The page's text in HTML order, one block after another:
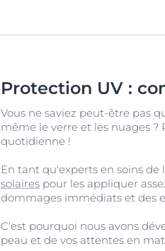
Protection UV :
Vous ne saviez peut-être pas
même le verre et les nuages
quotidienne !
En tant qu'experts en soins
solaires pour les appliquer
dommages immédiats et des
C'est pourquoi nous avons
peau et de vos attentes en